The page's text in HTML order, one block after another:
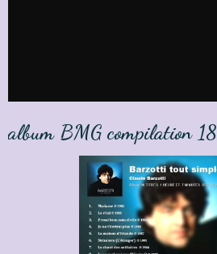
album BMG compilation